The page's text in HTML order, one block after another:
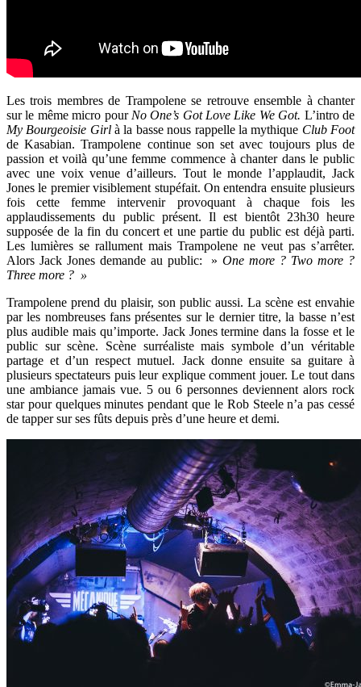
Les trois membres de Trampolene se retrouve ensemble à chanter
sur le même micro pour No One’s Got Love Like We Got. L’intro de
My Bourgeoisie Girlà la basse nous rappelle la mythique Club Foot
de Kasabian. Trampolene continue son set avec toujours plus de
passion et voilà qu’une femme commence à chanter dans le public
avec une voix venue d’ailleurs. Tout le monde l’applaudit, Jack
Jones le premier visiblement stupéfait. On entendra ensuite plusieurs
fois cette femme intervenir provoquant à chaque fois les
applaudissements du public présent. Il est bientôt 23h30 heure
supposée de la fin du concert et une partie du public est déjà parti.
Les lumières se rallument mais Trampolene ne veut pas s’arrêter.
Alors Jack Jones demande au public: »One more ? Two more ?
Three more ? »
Trampolene prend du plaisir, son public aussi. La scène est envahie
par les nombreuses fans présentes sur le dernier titre, la basse n’est
plus audible mais qu’importe. Jack Jones termine dans la fosse et le
public sur scène. Scène surréaliste mais symbole d’un véritable
partage et d’un respect mutuel. Jack donne ensuite sa guitare à
plusieurs spectateurs puis leur explique comment jouer. Le tout dans
une ambiance jamais vue. 5 ou 6 personnes deviennent alors rock
star pour quelques minutes pendant que le Rob Steele n’a pas cessé
de tapper sur ses fûts depuis près d’une heure et demi.